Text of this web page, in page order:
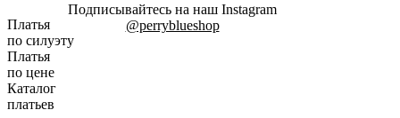
Подписывайтесь на наш Instagram
@perryblueshop
Платья
по силуэту
Платья
по цене
Каталог
платьев